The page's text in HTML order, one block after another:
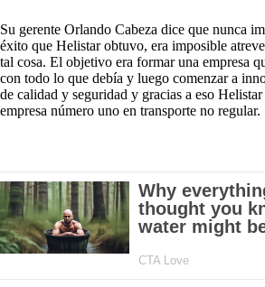
Su gerente Orlando Cabeza dice que nunca
éxito que Helistar obtuvo, era imposible
tal cosa. El objetivo era formar una empresa
con todo lo que debía y luego comenzar a
de calidad y seguridad y gracias a eso Helistar
empresa número uno en transporte no regular.